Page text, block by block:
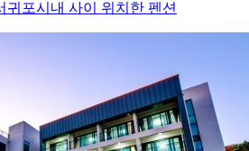
귀포시내 사이 위치한 펜션